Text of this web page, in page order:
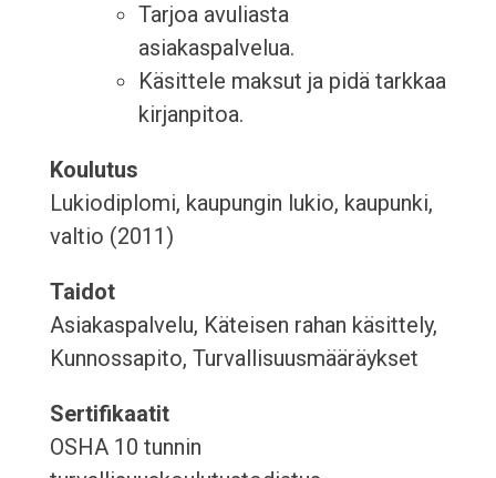
Tarjoa avuliasta
asiakaspalvelua.
Käsittele maksut ja pidä tarkkaa
kirjanpitoa.
Koulutus
Lukiodiplomi, kaupungin lukio, kaupunki,
valtio (2011)
Taidot
Asiakaspalvelu, Käteisen rahan käsittely,
Kunnossapito, Turvallisuusmääräykset
Sertifikaatit
OSHA 10 tunnin